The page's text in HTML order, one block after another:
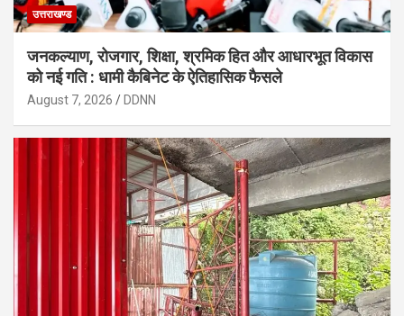
उत्तराखण्ड
जनकल्याण, रोजगार, शिक्षा, श्रमिक हित और आधारभूत विकास
को नई गति : धामी कैबिनेट के ऐतिहासिक फैसले
August 7, 2026 DDNN